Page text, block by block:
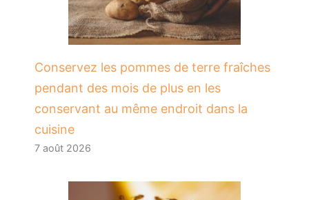
Conservez les pommes de terre fraîches
pendant des mois de plus en les
conservant au même endroit dans la
cuisine
7 août 2026